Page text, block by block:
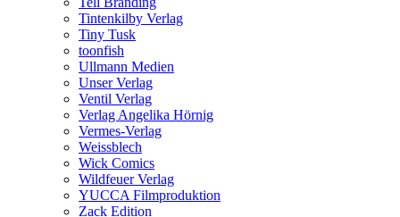
Tintenkilby Verlag
Tiny Tusk
toonfish
Ullmann Medien
Unser Verlag
Ventil Verlag
Verlag Angelika Hörnig
Vermes-Verlag
Weissblech
Wick Comics
Wildfeuer Verlag
YUCCA Filmproduktion
Zack Edition